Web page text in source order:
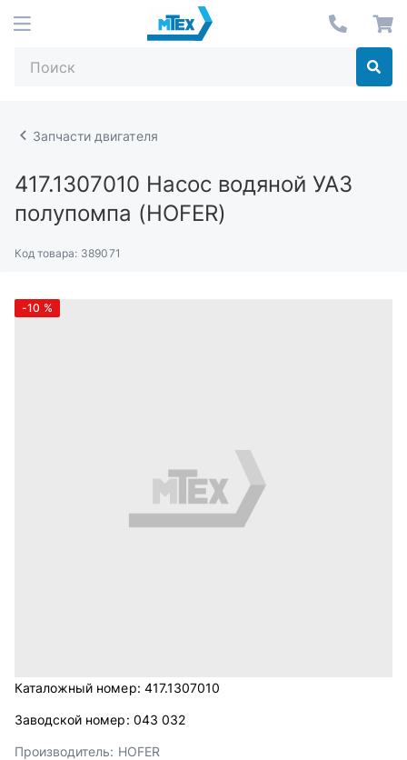
Запчасти двигателя
417.1307010 Насос водяной УАЗ
полупомпа (HOFER)
Код товара: 389071
-10 %
Каталожный номер: 417.1307010
Заводской номер: 043 032
Производитель: HOFER